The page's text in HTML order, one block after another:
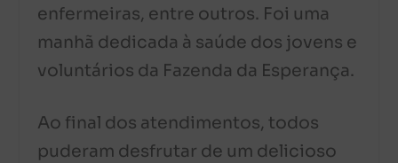
enfermeiras, entre outros. Foi uma
manhã dedicada à saúde dos jovens e
voluntários da Fazenda da Esperança.
Ao final dos atendimentos, todos
puderam desfrutar de um delicioso